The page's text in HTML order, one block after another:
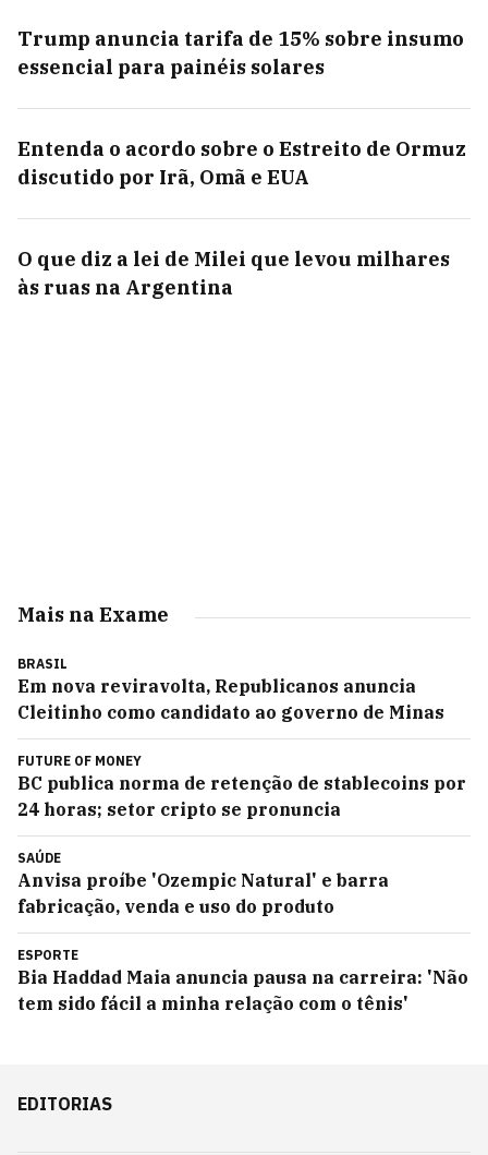
Trump anuncia tarifa de 15% sobre insumo
essencial para painéis solares
Entenda o acordo sobre o Estreito de Ormuz
discutido por Irã, Omã e EUA
O que diz a lei de Milei que levou milhares
às ruas na Argentina
Mais na Exame
BRASIL
Em nova reviravolta, Republicanos anuncia
Cleitinho como candidato ao governo de Minas
FUTURE OF MONEY
BC publica norma de retenção de stablecoins por
24 horas; setor cripto se pronuncia
SAÚDE
Anvisa proíbe 'Ozempic Natural' e barra
fabricação, venda e uso do produto
ESPORTE
Bia Haddad Maia anuncia pausa na carreira: 'Não
tem sido fácil a minha relação com o tênis'
EDITORIAS